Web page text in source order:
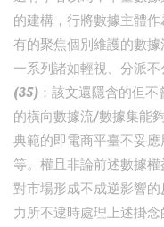
的建構，行將數據主體
有的聚焦個別維護的數
一系列諸如輕視、分派
(35)；該文還隱含的但
的橫向數據流/數據集能
典範的即電商平臺不妥
等。權且非論前述數據
對市場形成不成逆影響
力所不逮時處理上述掛